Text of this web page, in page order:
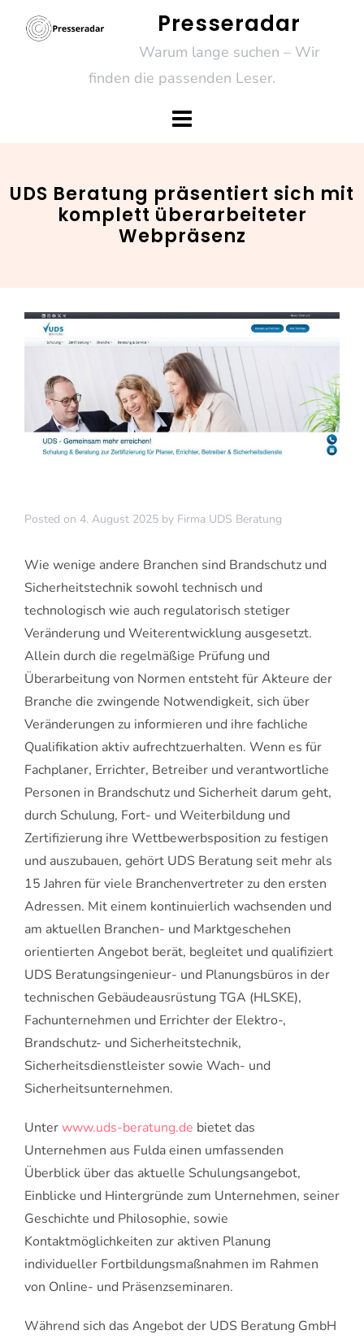
Presseradar
Warum lange suchen – Wir
finden die passenden Leser.
UDS Beratung präsentiert sich mit
komplett überarbeiteter
Webpräsenz
Posted on 4. August 2025 by Firma UDS Beratung
Wie wenige andere Branchen sind Brandschutz und
Sicherheitstechnik sowohl technisch und
technologisch wie auch regulatorisch stetiger
Veränderung und Weiterentwicklung ausgesetzt.
Allein durch die regelmäßige Prüfung und
Überarbeitung von Normen entsteht für Akteure der
Branche die zwingende Notwendigkeit, sich über
Veränderungen zu informieren und ihre fachliche
Qualifikation aktiv aufrechtzuerhalten. Wenn es für
Fachplaner, Errichter, Betreiber und verantwortliche
Personen in Brandschutz und Sicherheit darum geht,
durch Schulung, Fort- und Weiterbildung und
Zertifizierung ihre Wettbewerbsposition zu festigen
und auszubauen, gehört UDS Beratung seit mehr als
15 Jahren für viele Branchenvertreter zu den ersten
Adressen. Mit einem kontinuierlich wachsenden und
am aktuellen Branchen- und Marktgeschehen
orientierten Angebot berät, begleitet und qualifiziert
UDS Beratungsingenieur- und Planungsbüros in der
technischen Gebäudeausrüstung TGA (HLSKE),
Fachunternehmen und Errichter der Elektro-,
Brandschutz- und Sicherheitstechnik,
Sicherheitsdienstleister sowie Wach- und
Sicherheitsunternehmen.
Unterwww.uds-beratung.de bietet das
Unternehmen aus Fulda einen umfassenden
Überblick über das aktuelle Schulungsangebot,
Einblicke und Hintergründe zum Unternehmen, seiner
Geschichte und Philosophie, sowie
Kontaktmöglichkeiten zur aktiven Planung
individueller Fortbildungsmaßnahmen im Rahmen
von Online- und Präsenzseminaren.
Während sich das Angebot der UDS Beratung GmbH